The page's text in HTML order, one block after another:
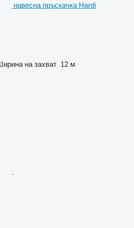
навесна пръскачка Hardi
на захват 12 м